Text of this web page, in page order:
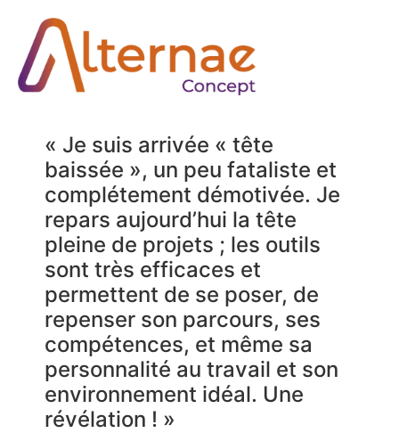
« Je suis arrivée « tête
baissée », un peu fataliste et
complétement démotivée. Je
repars aujourd’hui la tête
pleine de projets ; les outils
sont très efficaces et
permettent de se poser, de
repenser son parcours, ses
compétences, et même sa
personnalité au travail et son
environnement idéal. Une
révélation ! »